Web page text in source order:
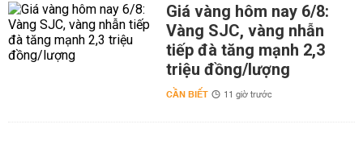
Giá vàng hôm nay 6/8:
Vàng SJC, vàng nhẫn
tiếp đà tăng mạnh 2,3
triệu đồng/lượng
CẦN BIẾT 11 giờ trước